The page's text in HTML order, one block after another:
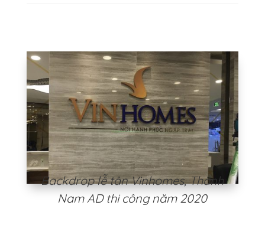
Backdrop lễ tân Vinhomes, Thành
Nam AD thi công năm 2020